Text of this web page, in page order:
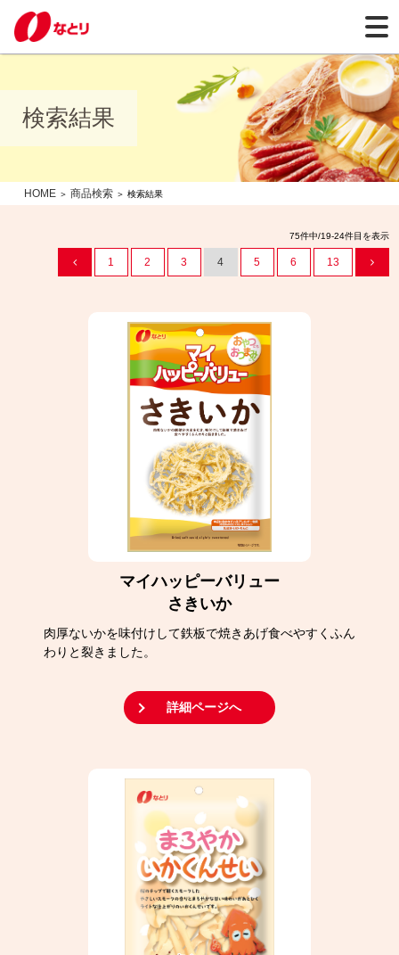
検索結果
HOME ＞ 商品検索＞ 検索結果
75件中/19-24件目を表示
1 2 3 4 5 6 13
マイハッピーバリュー
さきいか
肉厚ないかを味付けして鉄板で焼きあげ食べやすくふん
わりと裂きました。
詳細ページへ